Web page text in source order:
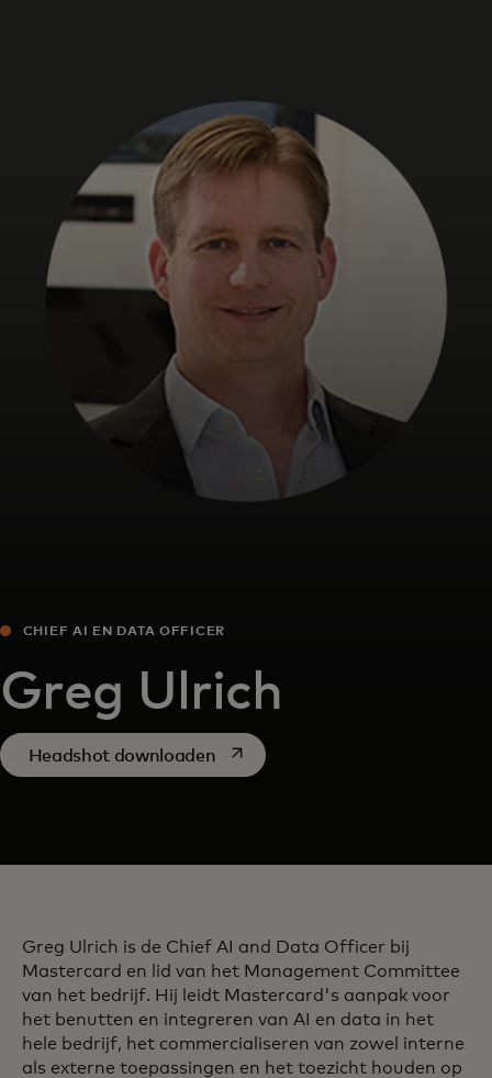
Voor bedrijven
Voor de wereld
Voor innovators
Nieuws en trends
CHIEF AI EN DATA OFFICER
​Greg Ulrich
Headshot downloadenopens in a new tab
​Greg Ulrich is de Chief AI and Data Officer bij
Mastercard en lid van het Management Committee
van het bedrijf. Hij leidt Mastercard's aanpak voor
het benutten en integreren van AI en data in het
hele bedrijf, het commercialiseren van zowel interne
als externe toepassingen en het toezicht houden op